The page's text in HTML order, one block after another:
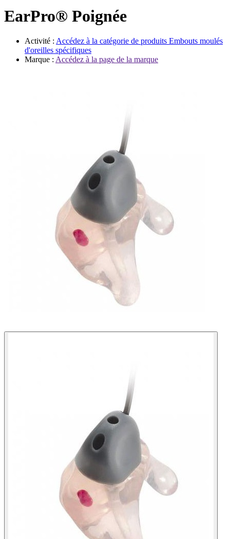
EarPro® Poignée
Activité : Accédez à la catégorie de produits Embouts moulés
d'oreilles spécifiques
Marque : Accédez à la page de la marque